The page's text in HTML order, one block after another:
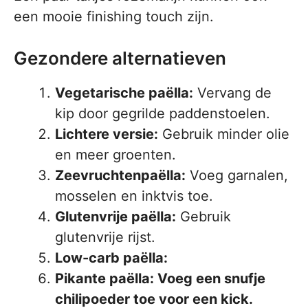
een mooie finishing touch zijn.
Gezondere alternatieven
Vegetarische paëlla: Vervang de
kip door gegrilde paddenstoelen.
Lichtere versie: Gebruik minder olie
en meer groenten.
Zeevruchtenpaëlla: Voeg garnalen,
mosselen en inktvis toe.
Glutenvrije paëlla: Gebruik
glutenvrije rijst.
Low-carb paëlla:
Pikante paëlla: Voeg een snufje
chilipoeder toe voor een kick.